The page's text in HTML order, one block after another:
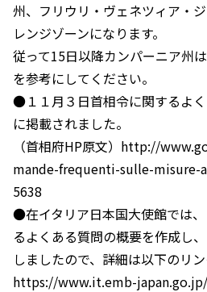
州、フリウリ・ヴェネツィア・
レンジゾーンになります。
従って15日以降カンパーニア州
を参考にしてください。
●１１月３日首相令に関するよ
に掲載されました。
（首相府HP原文）http://
mande-frequenti-sulle-
5638
●在イタリア日本国大使館では
るよくある質問の概要を作成し
しましたので、詳細は以下のリ
https://www.it.emb-